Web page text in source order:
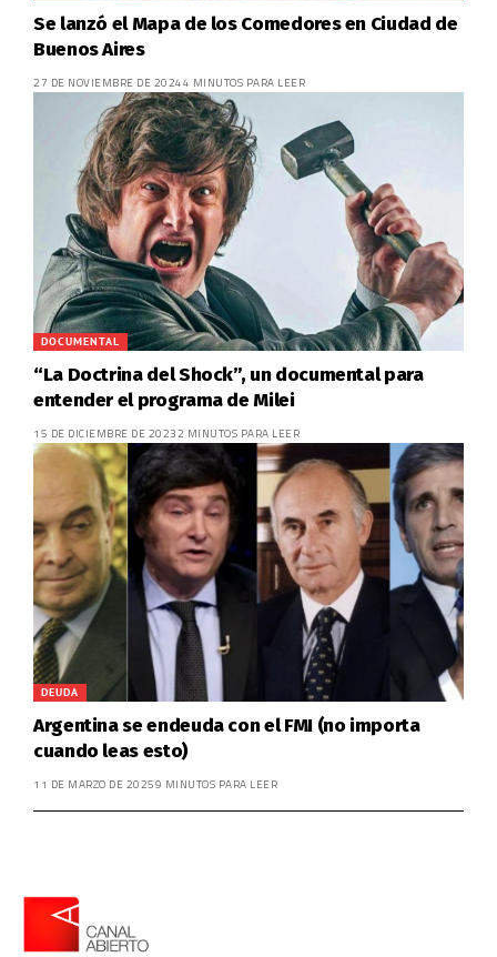
Se lanzó el Mapa de los Comedores en Ciudad de
Buenos Aires
27 DE NOVIEMBRE DE 20244 MINUTOS PARA LEER
DOCUMENTAL
“La Doctrina del Shock”, un documental para
entender el programa de Milei
15 DE DICIEMBRE DE 20232 MINUTOS PARA LEER
DEUDA
Argentina se endeuda con el FMI (no importa
cuando leas esto)
11 DE MARZO DE 20259 MINUTOS PARA LEER